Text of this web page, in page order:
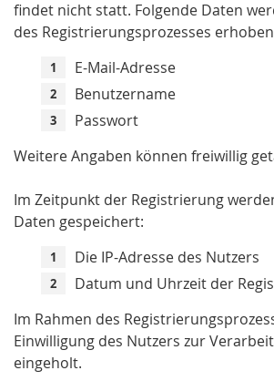
findet nicht statt. Folgende Daten
des Registrierungsprozesses
E-Mail-Adresse
Benutzername
Passwort
Weitere Angaben können freiwillig
Im Zeitpunkt der Registrierung
Daten gespeichert:
Die IP-Adresse des Nutzers
Datum und Uhrzeit der
Im Rahmen des
Einwilligung des Nutzers zur
eingeholt.